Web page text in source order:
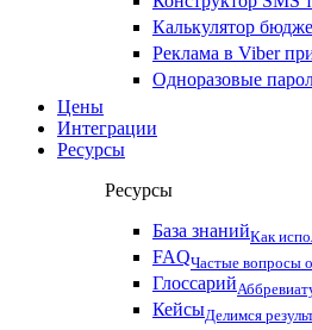
Калькулятор
Реклама в Viber
Одноразовые
Цены
Интеграции
Ресурсы
Ресурсы
База знанийКак
FAQЧастые вопросы
Глоссарий
КейсыДелимся